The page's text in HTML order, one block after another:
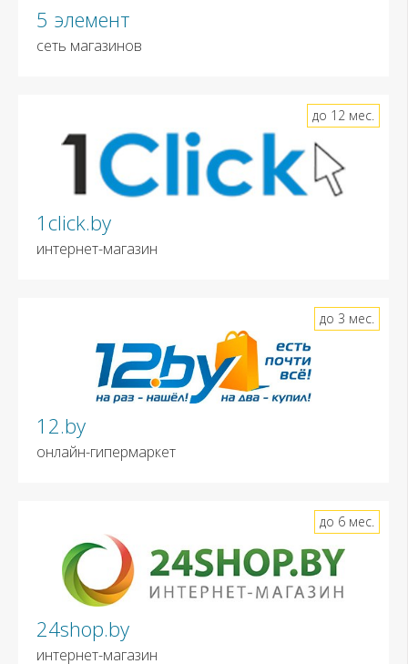
5 элемент
сеть магазинов
1click.by
интернет-магазин
до 12 мес.
12.by
онлайн-гипермаркет
до 3 мес.
24shop.by
интернет-магазин
до 6 мес.